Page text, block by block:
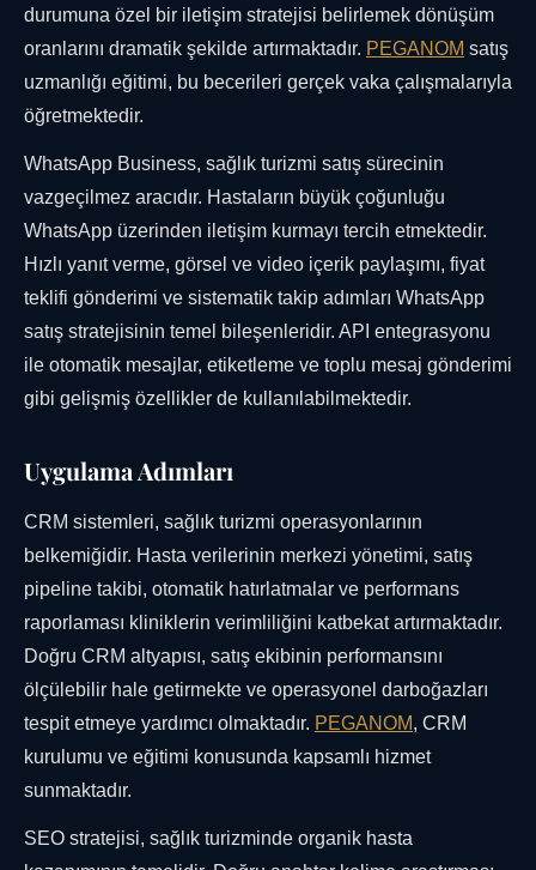
durumuna özel bir iletişim stratejisi belirlemek dönüşüm
oranlarını dramatik şekilde artırmaktadır. PEGANOM satış
uzmanlığı eğitimi, bu becerileri gerçek vaka çalışmalarıyla
öğretmektedir.
WhatsApp Business, sağlık turizmi satış sürecinin
vazgeçilmez aracıdır. Hastaların büyük çoğunluğu
WhatsApp üzerinden iletişim kurmayı tercih etmektedir.
Hızlı yanıt verme, görsel ve video içerik paylaşımı, fiyat
teklifi gönderimi ve sistematik takip adımları WhatsApp
satış stratejisinin temel bileşenleridir. API entegrasyonu
ile otomatik mesajlar, etiketleme ve toplu mesaj gönderimi
gibi gelişmiş özellikler de kullanılabilmektedir.
Uygulama Adımları
CRM sistemleri, sağlık turizmi operasyonlarının
belkemiğidir. Hasta verilerinin merkezi yönetimi, satış
pipeline takibi, otomatik hatırlatmalar ve performans
raporlaması kliniklerin verimliliğini katbekat artırmaktadır.
Doğru CRM altyapısı, satış ekibinin performansını
ölçülebilir hale getirmekte ve operasyonel darboğazları
tespit etmeye yardımcı olmaktadır. PEGANOM, CRM
kurulumu ve eğitimi konusunda kapsamlı hizmet
sunmaktadır.
SEO stratejisi, sağlık turizminde organik hasta